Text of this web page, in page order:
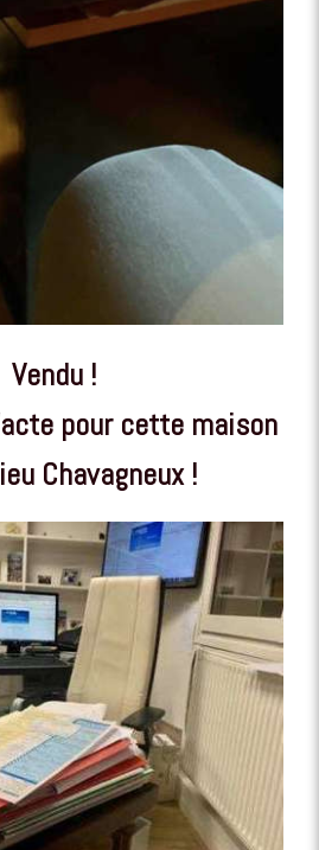
Vendu !
pour cette maison
Chavagneux !